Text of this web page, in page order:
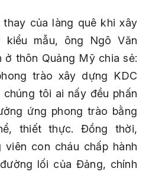
của làng quê khi xây
kiểu mẫu, ông Ngô Văn
ở thôn Quảng Mỹ chia sẻ:
trào xây dựng KDC
tôi ai nấy đều phấn
ứng phong trào bằng
thiết thực. Đồng thời,
con cháu chấp hành
lối của Đảng, chính